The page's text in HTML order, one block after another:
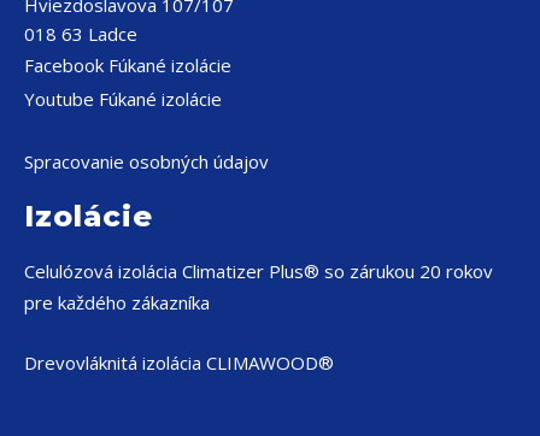
Hviezdoslavova 107/107
018 63 Ladce
Facebook Fúkané izolácie
Youtube Fúkané izolácie
Spracovanie osobných údajov
Izolácie
Celulózová izolácia Climatizer Plus® so zárukou 20 rokov
pre každého zákazníka
Drevovláknitá izolácia CLIMAWOOD®